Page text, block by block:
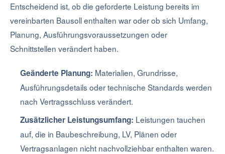
Entscheidend ist, ob die geforderte Leistung bereits im
vereinbarten Bausoll enthalten war oder ob sich Umfang,
Planung, Ausführungsvoraussetzungen oder
Schnittstellen verändert haben.
Geänderte Planung: Materialien, Grundrisse,
Ausführungsdetails oder technische Standards werden
nach Vertragsschluss verändert.
Zusätzlicher Leistungsumfang: Leistungen tauchen
auf, die in Baubeschreibung, LV, Plänen oder
Vertragsanlagen nicht nachvollziehbar enthalten waren.